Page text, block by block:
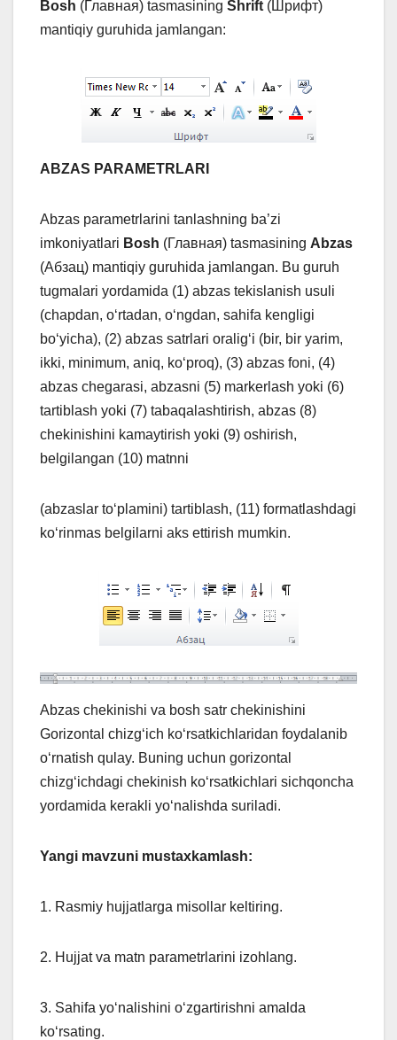
Bosh (Главная) tasmasining Shrift (Шрифт)
mantiqiy guruhida jamlangan:
ABZAS PARAMETRLARI
Abzas parametrlarini tanlashning ba’zi
imkoniyatlari Bosh (Главная) tasmasining Abzas
(Абзац) mantiqiy guruhida jamlangan. Bu guruh
tugmalari yordamida (1) abzas tekislanish usuli
(chapdan, o‘rtadan, o‘ngdan, sahifa kengligi
bo‘yicha), (2) abzas satrlari oralig‘i (bir, bir yarim,
ikki, minimum, aniq, ko‘proq), (3) abzas foni, (4)
abzas chegarasi, abzasni (5) markerlash yoki (6)
tartiblash yoki (7) tabaqalashtirish, abzas (8)
chekinishini kamaytirish yoki (9) oshirish,
belgilangan (10) matnni
(abzaslar to‘plamini) tartiblash, (11) formatlashdagi
ko‘rinmas belgilarni aks ettirish mumkin.
Abzas chekinishi va bosh satr chekinishini
Gorizontal chizg‘ich ko‘rsatkichlaridan foydalanib
o‘rnatish qulay. Buning uchun gorizontal
chizg‘ichdagi chekinish ko‘rsatkichlari sichqoncha
yordamida kerakli yo‘nalishda suriladi.
Yangi mavzuni mustaxkamlash:
1. Rasmiy hujjatlarga misollar keltiring.
2. Hujjat va matn parametrlarini izohlang.
3. Sahifa yo‘nalishini o‘zgartirishni amalda
ko‘rsating.